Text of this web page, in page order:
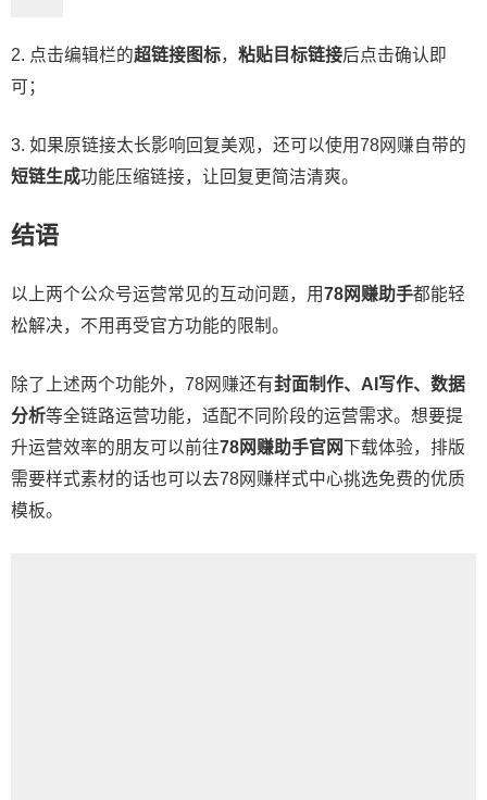
2. 点击编辑栏的超链接图标， 粘贴目标链接后点击确认即
可；
3. 如果原链接太长影响回复美观，还可以使用78网赚自带的
短链生成功能压缩链接，让回复更简洁清爽。
结语
以上两个公众号运营常见的互动问题，用78网赚助手都能轻
松解决，不用再受官方功能的限制。
除了上述两个功能外，78网赚还有封面制作、AI写作、数据
分析等全链路运营功能，适配不同阶段的运营需求。想要提
升运营效率的朋友可以前往78网赚助手官网下载体验，排版
需要样式素材的话也可以去78网赚样式中心挑选免费的优质
模板。